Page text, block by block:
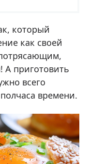
который
как своей
приготовить
всего
времени.